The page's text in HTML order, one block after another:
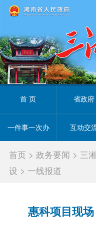
首 页 省政府
一件事一次办 互动交
首页 >政务要闻 > 三
设 > 一线报道
惠科项目现